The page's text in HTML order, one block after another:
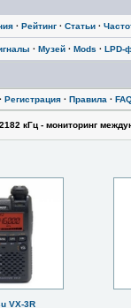
· Рейтинг · Статьи ·
· Музей · Mods · LPD-
· Регистрация · Правила ·
2182 кГц - мониторинг
VX-3R